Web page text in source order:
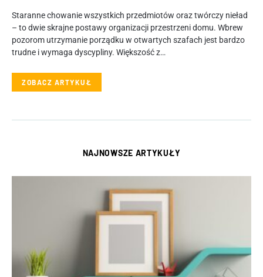
Staranne chowanie wszystkich przedmiotów oraz twórczy nieład
– to dwie skrajne postawy organizacji przestrzeni domu. Wbrew
pozorom utrzymanie porządku w otwartych szafach jest bardzo
trudne i wymaga dyscypliny. Większość z…
ZOBACZ ARTYKUŁ
NAJNOWSZE ARTYKUŁY